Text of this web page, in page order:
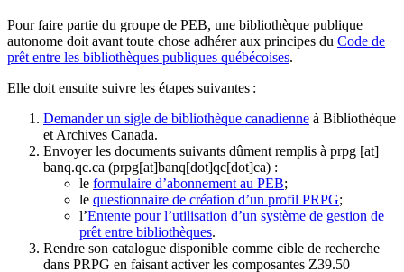
Pour faire partie du groupe de PEB, une bibliothèque publique
autonome doit avant toute chose adhérer aux principes du Code de
prêt entre les bibliothèques publiques québécoises.
Elle doit ensuite suivre les étapes suivantes :
Demander un sigle de bibliothèque canadienne à Bibliothèque
et Archives Canada.
Envoyer les documents suivants dûment remplis à prpg [at]
banq.qc.ca (prpg[at]banq[dot]qc[dot]ca) :
le formulaire d’abonnement au PEB;
le questionnaire de création d’un profil PRPG;
l’Entente pour l’utilisation d’un système de gestion de
prêt entre bibliothèques.
Rendre son catalogue disponible comme cible de recherche
dans PRPG en faisant activer les composantes Z39.50